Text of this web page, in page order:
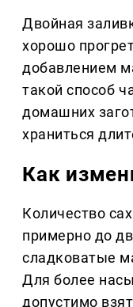
Двойная
хорошо
добавлением
такой способ
домашних
храниться
Как
Количество
примерно до
сладковатые
Для более
допустимо